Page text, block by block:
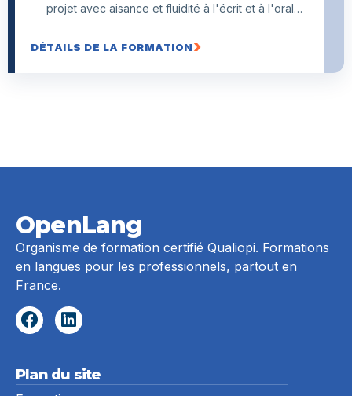
projet avec aisance et fluidité à l'écrit et à l'oral…
DÉTAILS DE LA FORMATION
OpenLang
Organisme de formation certifié Qualiopi. Formations
en langues pour les professionnels, partout en
France.
Plan du site